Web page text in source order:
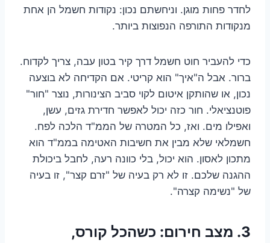
לחדר פחות מוגן. וניחשתם נכון: נקודות חשמל הן אחת
מנקודות התורפה הנפוצות ביותר.
כדי להעביר חוט חשמל דרך קיר בטון עבה, צריך לקדוח.
ברור. אבל ה"איך" הוא קריטי. אם הקדיחה לא בוצעה
נכון, או שהותקן איטום לקוי סביב הצינורות, נוצר "חור"
פוטנציאלי. חור כזה יכול לאפשר חדירת גזים, עשן,
ואפילו מים. ואז, כל המטרה של הממ"ד הלכה לפח.
חשמלאי שלא מבין את חשיבות האטימה בממ"ד הוא
מתכון לאסון. הוא יכול, בלי כוונה רעה, לחבל ביכולת
ההגנה שלכם. זו לא רק בעיה של "זרם קצר", זו בעיה
של "נשימה קצרה".
3. מצב חירום: כשהכל קורס,